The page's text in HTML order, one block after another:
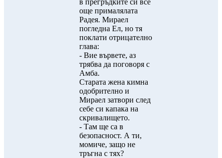
в прегръдките си все
още прималялата
Радея. Мираел
погледна Ел, но тя
поклати отрицателно
глава:
- Вие вървете, аз
трябва да поговоря с
Амба.
Старата жена кимна
одобрително и
Мираел затвори след
себе си капака на
скривалището.
- Там ще са в
безопасност. А ти,
момиче, защо не
тръгна с тях?